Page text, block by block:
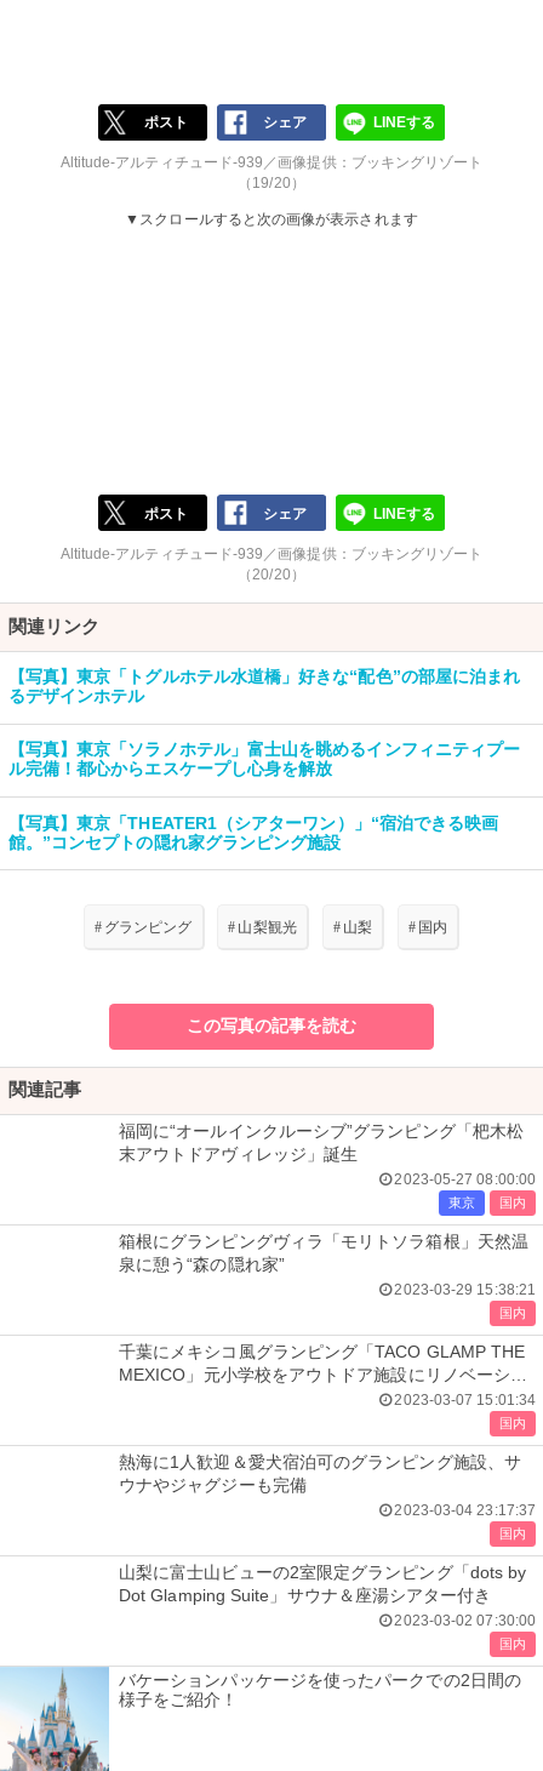
ポスト シェア LINEする
Altitude-アルティチュード-939／画像提供：ブッキングリゾート
（19/20）
▼スクロールすると次の画像が表示されます
ポスト シェア LINEする
Altitude-アルティチュード-939／画像提供：ブッキングリゾート
（20/20）
関連リンク
【写真】東京「トグルホテル水道橋」好きな“配色”の部屋に泊まれ
るデザインホテル
【写真】東京「ソラノホテル」富士山を眺めるインフィニティプー
ル完備！都心からエスケープし心身を解放
【写真】東京「THEATER1（シアターワン）」“宿泊できる映画
館。”コンセプトの隠れ家グランピング施設
# グランピング # 山梨観光 # 山梨 # 国内
この写真の記事を読む
関連記事
福岡に“オールインクルーシブ”グランピング「杷木松
末アウトドアヴィレッジ」誕生
2023-05-27 08:00:00
東京 国内
箱根にグランピングヴィラ「モリトソラ箱根」天然温
泉に憩う“森の隠れ家”
2023-03-29 15:38:21
国内
千葉にメキシコ風グランピング「TACO GLAMP THE
MEXICO」元小学校をアウトドア施設にリノベーショ
2023-03-07 15:01:34
国内
熱海に1人歓迎＆愛犬宿泊可のグランピング施設、サ
ウナやジャグジーも完備
2023-03-04 23:17:37
国内
山梨に富士山ビューの2室限定グランピング「dots by
Dot Glamping Suite」サウナ＆座湯シアター付き
2023-03-02 07:30:00
国内
バケーションパッケージを使ったパークでの2日間の
様子をご紹介！